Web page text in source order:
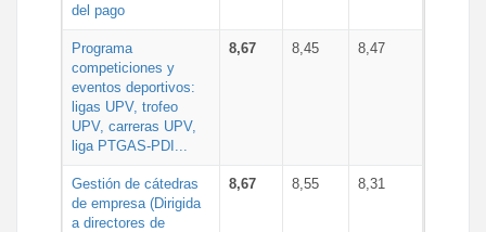
del pago
Programa
competiciones y
eventos deportivos:
ligas UPV, trofeo
UPV, carreras UPV,
liga PTGAS-PDI...
8,67 8,45 8,47
Gestión de cátedras
de empresa (Dirigida
a directores de
8,67 8,55 8,31